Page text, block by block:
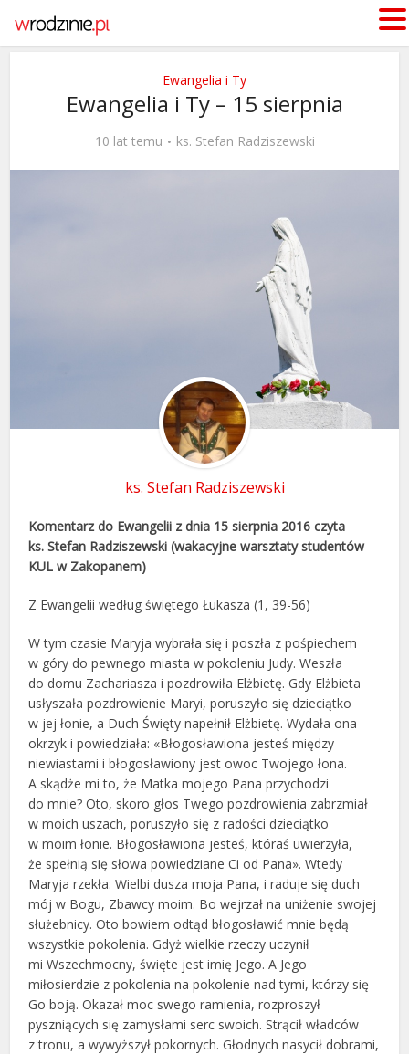
Ewangelia i Ty
Ewangelia i Ty – 15 sierpnia
10 lat temu ks. Stefan Radziszewski
ks. Stefan Radziszewski
Komentarz do Ewangelii z dnia 15 sierpnia 2016 czyta
ks. Stefan Radziszewski (wakacyjne warsztaty studentów
KUL w Zakopanem)
Z Ewangelii według świętego Łukasza (1, 39-56)
W tym czasie Maryja wybrała się i poszła z pośpiechem
w góry do pewnego miasta w pokoleniu Judy. Weszła
do domu Zachariasza i pozdrowiła Elżbietę. Gdy Elżbieta
usłyszała pozdrowienie Maryi, poruszyło się dzieciątko
w jej łonie, a Duch Święty napełnił Elżbietę. Wydała ona
okrzyk i powiedziała: «Błogosławiona jesteś między
niewiastami i błogosławiony jest owoc Twojego łona.
A skądże mi to, że Matka mojego Pana przychodzi
do mnie? Oto, skoro głos Twego pozdrowienia zabrzmiał
w moich uszach, poruszyło się z radości dzieciątko
w moim łonie. Błogosławiona jesteś, któraś uwierzyła,
że spełnią się słowa powiedziane Ci od Pana». Wtedy
Maryja rzekła: Wielbi dusza moja Pana, i raduje się duch
mój w Bogu, Zbawcy moim. Bo wejrzał na uniżenie swojej
służebnicy. Oto bowiem odtąd błogosławić mnie będą
wszystkie pokolenia. Gdyż wielkie rzeczy uczynił
mi Wszechmocny, święte jest imię Jego. A Jego
miłosierdzie z pokolenia na pokolenie nad tymi, którzy się
Go boją. Okazał moc swego ramienia, rozproszył
pyszniących się zamysłami serc swoich. Strącił władców
z tronu, a wywyższył pokornych. Głodnych nasycił dobrami,